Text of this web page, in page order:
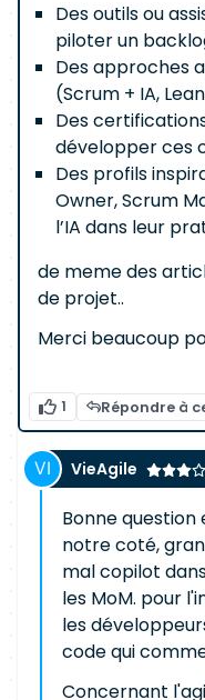
Des outils ou
piloter un
Des approches
(Scrum + IA,
Des
développer ces
Des profils
Owner, Scrum
l’IA dans leur
de meme des
de projet..
Merci beaucoup
1 Répondre à
VieAgile
Bonne question
notre coté,
mal copilot
les MoM. pour
les
code qui
Concernant